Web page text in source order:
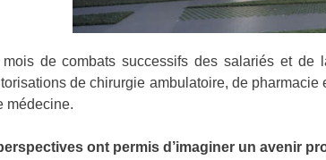
de combats successifs des salariés et
de chirurgie ambulatoire, de
médecine.
ont permis d’imaginer un avenir